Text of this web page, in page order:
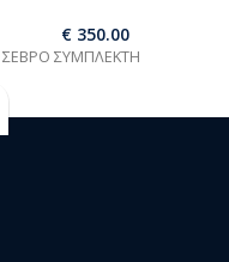
€350.00
ΣΥΜΠΛΕΚΤΗ